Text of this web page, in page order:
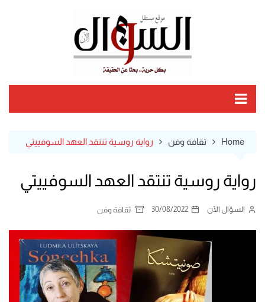
Home ثقافة وفن رواية روسية تنتقد العهد السوفييتي
رواية روسية تنتقد العهد السوفييتي
السؤال الآن 30/08/2022 ثقافة وفن